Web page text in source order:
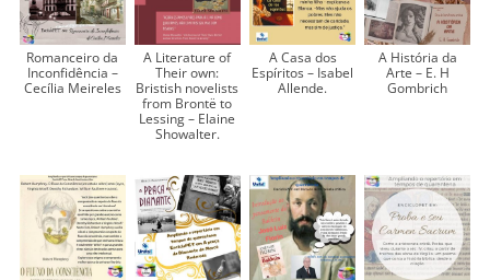
Romanceiro da
Inconfidência –
Cecília Meireles
A Literature of
Their own:
Bristish novelists
from Brontë to
Lessing – Elaine
Showalter.
A Casa dos
Espíritos – Isabel
Allende.
A História da
Arte – E. H
Gombrich